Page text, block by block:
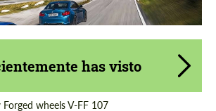
has visto